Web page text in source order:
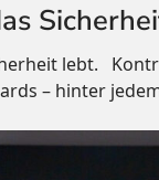
lebt.
– hinter